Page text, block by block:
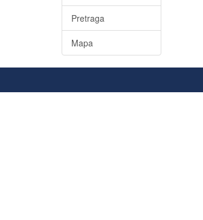
Pretraga
Mapa